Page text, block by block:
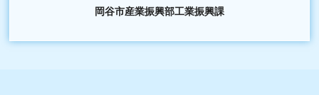
岡谷市産業振興部工業振興課